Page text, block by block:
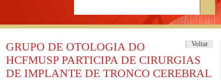
Voltar
GRUPO DE OTOLOGIA DO
HCFMUSP PARTICIPA DE CIRURGIAS
DE IMPLANTE DE TRONCO CEREBRAL